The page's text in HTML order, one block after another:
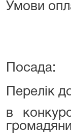
Умови
Посада:
Перелік
в